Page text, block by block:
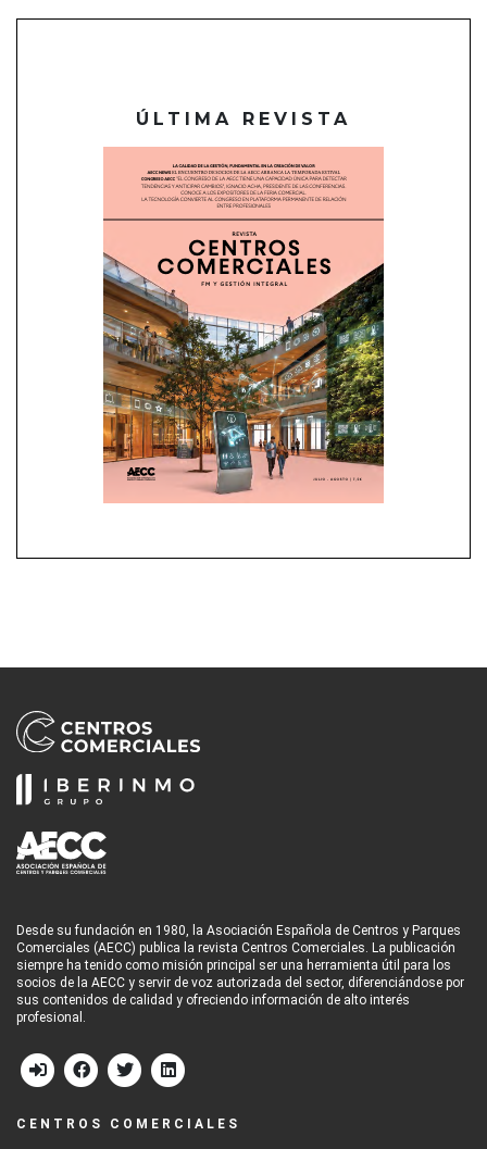
ÚLTIMA REVISTA
Desde su fundación en 1980, la Asociación Española de Centros y Parques
Comerciales (AECC) publica la revista Centros Comerciales. La publicación
siempre ha tenido como misión principal ser una herramienta útil para los
socios de la AECC y servir de voz autorizada del sector, diferenciándose por
sus contenidos de calidad y ofreciendo información de alto interés
profesional.
CENTROS COMERCIALES